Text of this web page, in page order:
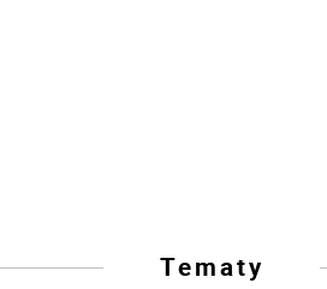
Tematy